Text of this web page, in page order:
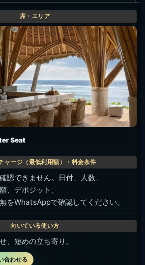
Seat
認できません。日付、人数、
、デポジット、
をWhatsAppで確認してください。
、短めの立ち寄り。
合わせる